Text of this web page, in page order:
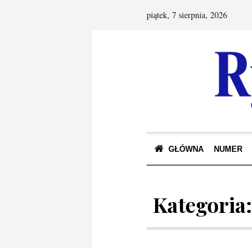
piątek, 7 sierpnia, 2026
GŁÓWNA NUMER
Kategoria: